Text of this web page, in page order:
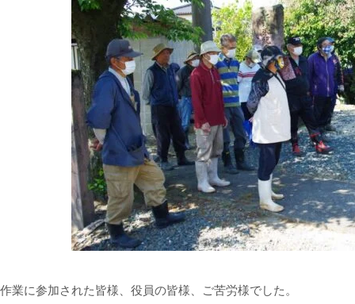
作業に参加された皆様、役員の皆様、ご苦労様でした。